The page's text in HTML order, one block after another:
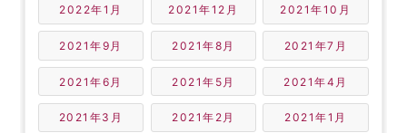
2022年1月 2021年12月 2021年10月
2021年9月 2021年8月 2021年7月
2021年6月 2021年5月 2021年4月
2021年3月 2021年2月 2021年1月